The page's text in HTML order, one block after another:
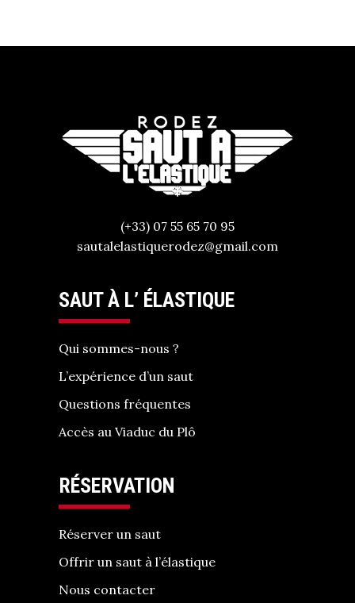
(+33) 07 55 65 70 95
sautalelastiquerodez@gmail.com
SAUT À L’ ÉLASTIQUE
Qui sommes-nous ?
L’expérience d’un saut
Questions fréquentes
Accès au Viaduc du Plô
RÉSERVATION
Réserver un saut
Offrir un saut à l’élastique
Nous contacter